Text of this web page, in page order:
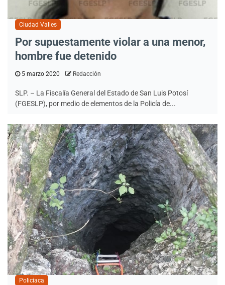
Ciudad Valles
Por supuestamente violar a una menor,
hombre fue detenido
5 marzo 2020 Redacción
SLP. – La Fiscalía General del Estado de San Luis Potosí
(FGESLP), por medio de elementos de la Policía de...
Policiaca